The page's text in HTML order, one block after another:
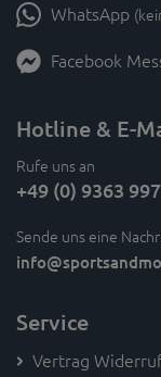
WhatsApp
Facebook
Hotline & E-
Rufe uns an
+49 (0) 9363
Sende uns eine
info
Service
Vertrag